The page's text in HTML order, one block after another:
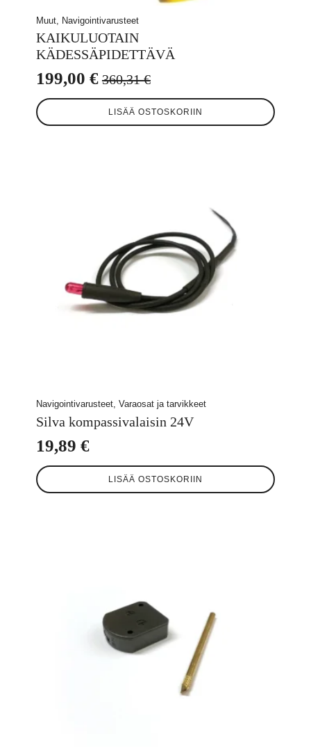
Muut, Navigointivarusteet
KAIKULUOTAIN
KÄDESSÄPIDETTÄVÄ
360,31€
Alkuperäinen
hinta
oli:
199,00 €
Nykyinen
hinta
on:
LISÄÄ OSTOSKORIIN
Navigointivarusteet, Varaosat ja tarvikkeet
Silva kompassivalaisin 24V
19,89 €
LISÄÄ OSTOSKORIIN